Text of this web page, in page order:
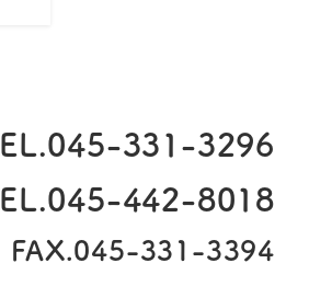
045-331-3296
045-442-8018
FAX.045-331-3394